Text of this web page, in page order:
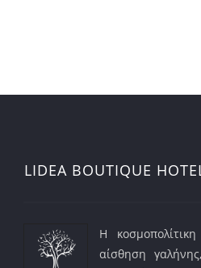
LIDEA BOUTIQUE
Η
αίσθηση